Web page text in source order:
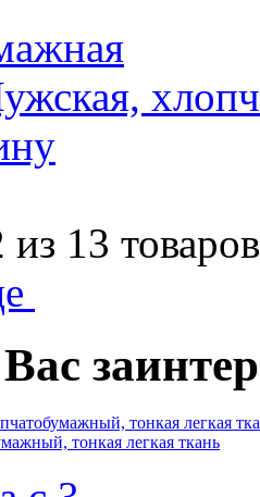
13 товаров
тонкая легкая ткань